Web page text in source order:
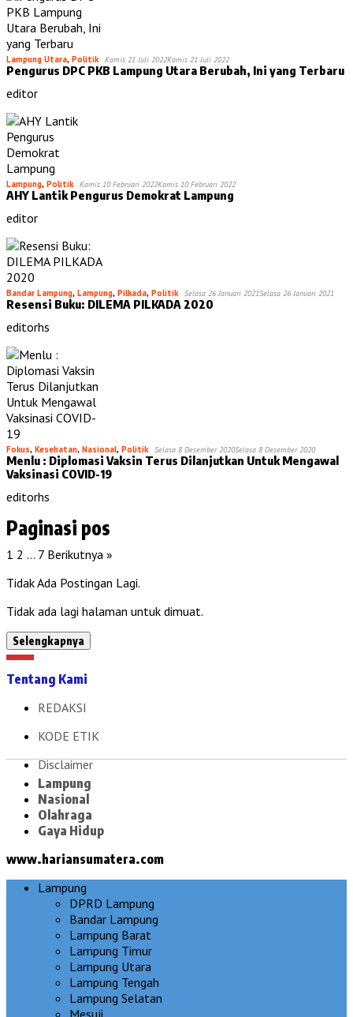
Lampung Utara, Politik Kamis 21 Juli 2022Kamis 21 Juli 2022
Pengurus DPC PKB Lampung Utara Berubah, Ini yang Terbaru
editor
Lampung, Politik Kamis 10 Februari 2022Kamis 10 Februari 2022
AHY Lantik Pengurus Demokrat Lampung
editor
Bandar Lampung, Lampung, Pilkada, Politik Selasa 26 Januari 2021Selasa 26 Januari 2021
Resensi Buku: DILEMA PILKADA 2020
editorhs
Fokus, Kesehatan, Nasional, Politik Selasa 8 Desember 2020Selasa 8 Desember 2020
Menlu : Diplomasi Vaksin Terus Dilanjutkan Untuk Mengawal
Vaksinasi COVID-19
editorhs
Paginasi pos
1 2 … 7 Berikutnya »
Tidak Ada Postingan Lagi.
Tidak ada lagi halaman untuk dimuat.
Selengkapnya
Tentang Kami
REDAKSI
KODE ETIK
Disclaimer
Lampung
Nasional
Olahraga
Gaya Hidup
www.hariansumatera.com
Lampung
DPRD Lampung
Bandar Lampung
Lampung Barat
Lampung Timur
Lampung Utara
Lampung Tengah
Lampung Selatan
Mesuji